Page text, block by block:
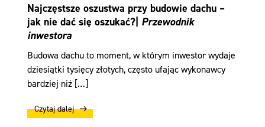
Najczęstsze oszustwa przy budowie dachu –
jak nie dać się oszukać?| Przewodnik
inwestora
Budowa dachu to moment, w którym inwestor wydaje
dziesiątki tysięcy złotych, często ufając wykonawcy
bardziej niż […]
Czytaj dalej